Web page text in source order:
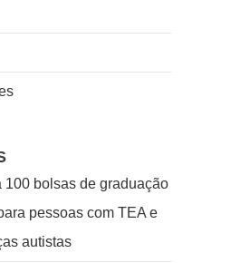
100 bolsas de graduação
pessoas com TEA e
autistas